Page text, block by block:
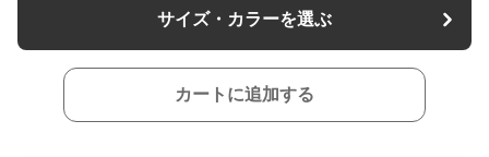
サイズ・カラーを選ぶ
カートに追加する